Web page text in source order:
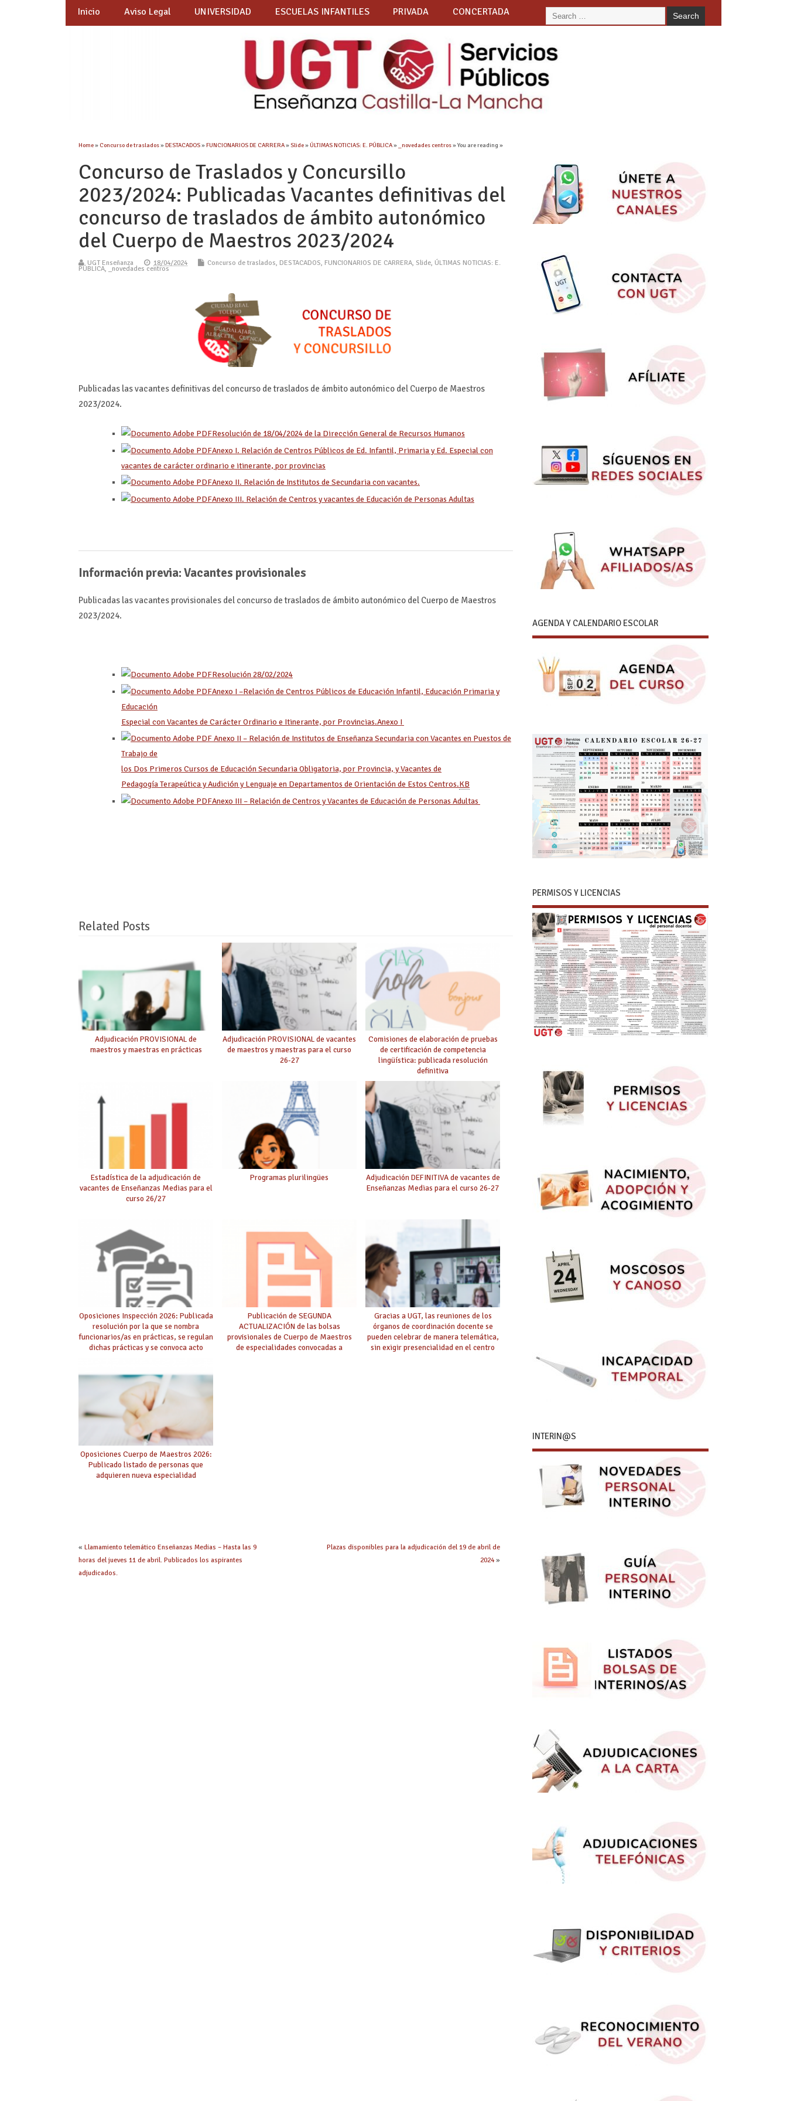
Inicio Aviso Legal UNIVERSIDAD ESCUELAS INFANTILES PRIVADA CONCERTADA
Home» Concurso de traslados»DESTACADOS»FUNCIONARIOS DE CARRERA»Slide»ÚLTIMAS NOTICIAS: E. PÚBLICA» _novedades centros» You are reading »
Concurso de Traslados y Concursillo
2023/2024: Publicadas Vacantes definitivas del
concurso de traslados de ámbito autonómico
del Cuerpo de Maestros 2023/2024
UGT Enseñanza 18/04/2024 Concurso de traslados, DESTACADOS, FUNCIONARIOS DE CARRERA, Slide, ÚLTIMAS NOTICIAS: E.
PÚBLICA, _novedades centros
Publicadas las vacantes definitivas del concurso de traslados de ámbito autonómico del Cuerpo de Maestros
2023/2024.
Resolución de 18/04/2024 de la Dirección General de Recursos Humanos
Anexo I. Relación de Centros Públicos de Ed. Infantil, Primaria y Ed. Especial con
vacantes de carácter ordinario e itinerante, por provincias
Anexo II. Relación de Institutos de Secundaria con vacantes.
Anexo III. Relación de Centros y vacantes de Educación de Personas Adultas
Información previa: Vacantes provisionales
Publicadas las vacantes provisionales del concurso de traslados de ámbito autonómico del Cuerpo de Maestros
2023/2024.
Resolución 28/02/2024
Anexo I –Relación de Centros Públicos de Educación Infantil, Educación Primaria y
Educación
Especial con Vacantes de Carácter Ordinario e Itinerante, por Provincias.Anexo I
Anexo II – Relación de Institutos de Enseñanza Secundaria con Vacantes en Puestos de
Trabajo de
los Dos Primeros Cursos de Educación Secundaria Obligatoria, por Provincia, y Vacantes de
Pedagogía Terapeútica y Audición y Lenguaje en Departamentos de Orientación de Estos Centros.KB
Anexo III – Relación de Centros y Vacantes de Educación de Personas Adultas
Related Posts
Adjudicación PROVISIONAL de
maestros y maestras en prácticas
Adjudicación PROVISIONAL de vacantes
de maestros y maestras para el curso
26-27
Comisiones de elaboración de pruebas
de certificación de competencia
lingüística: publicada resolución
definitiva
Estadística de la adjudicación de
vacantes de Enseñanzas Medias para el
curso 26/27
Programas plurilingües
Adjudicación DEFINITIVA de vacantes de
Enseñanzas Medias para el curso 26-27
Oposiciones Inspección 2026: Publicada
resolución por la que se nombra
funcionarios/as en prácticas, se regulan
dichas prácticas y se convoca acto
Publicación de SEGUNDA
ACTUALIZACIÓN de las bolsas
provisionales de Cuerpo de Maestros
de especialidades convocadas a
Gracias a UGT, las reuniones de los
órganos de coordinación docente se
pueden celebrar de manera telemática,
sin exigir presencialidad en el centro
Oposiciones Cuerpo de Maestros 2026:
Publicado listado de personas que
adquieren nueva especialidad
«Llamamiento telemático Enseñanzas Medias – Hasta las 9
horas del jueves 11 de abril. Publicados los aspirantes
adjudicados.
Plazas disponibles para la adjudicación del 19 de abril de
2024»
AGENDA Y CALENDARIO ESCOLAR
PERMISOS Y LICENCIAS
INTERIN@S